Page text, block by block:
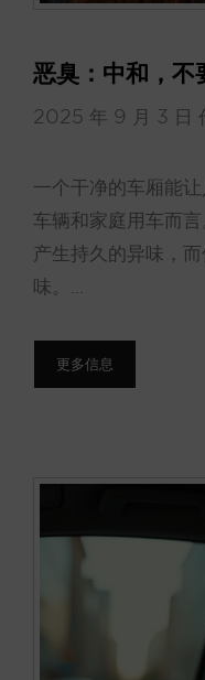
恶臭：中和，不
2025 年 9 月 3 日
一个干净的车厢能
车辆和家庭用车而
产生持久的异味，
味。...
更多信息